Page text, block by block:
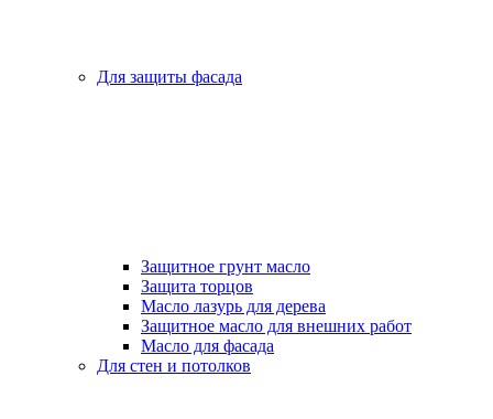
Для защиты фасада
Защитное грунт масло
Защита торцов
Масло лазурь для дерева
Защитное масло для внешних работ
Масло для фасада
Для стен и потолков